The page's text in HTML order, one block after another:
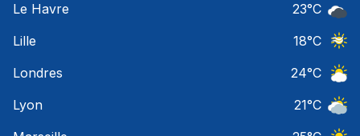
Le Havre
23°C
Lille
18°C
Londres
24°C
Lyon
21°C